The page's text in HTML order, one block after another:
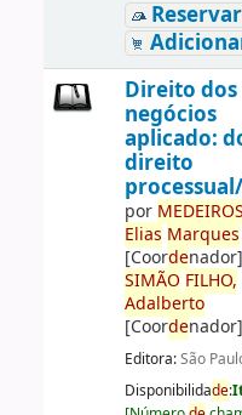
Reservar
Direito dos
negócios
aplicado:
direito
processual/
por MEDEIROS
Elias Marques
[Coordenador]
SIMÃO FILHO,
Adalberto
[Coordenador]
Editora:São
Disponibilidade: